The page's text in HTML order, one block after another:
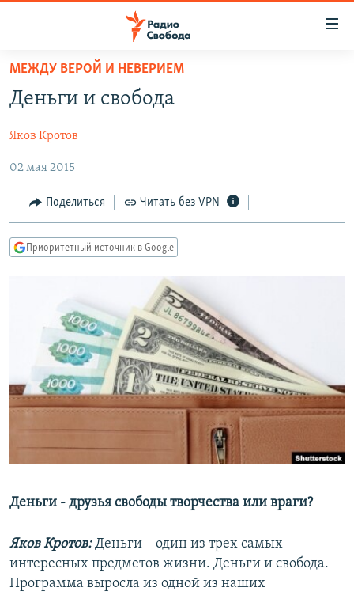
упрощенного
доступа
содержанию
Вернутся
главной
навигации
ПОДКАСТЫ
АВТОРСКИЕ ПРОЕКТЫ
ЦИТАТЫ СВОБОДЫ
МНЕНИЯ
КУЛЬТУРА
IDEL.РЕАЛИИ
СЕВЕР.РЕАЛИИ
СИБИРЬ.РЕАЛИИ
РАСПИСАНИЕ ВЕЩАНИЯ
ПОДПИШИТЕСЬ НА РАССЫЛКУ
Все сайты РСЕ/РС
МЕЖДУ ВЕРОЙ И НЕВЕРИЕМ
Деньги и свобода
Яков Кротов
02 мая 2015
Поделиться Читать без VPN
Приоритетный источник в Google
Деньги - друзья свободы творчества или враги?
Яков Кротов:Деньги – один из трех самых
интересных предметов жизни. Деньги и свобода.
Программа выросла из одной из наших